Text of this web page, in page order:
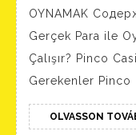
OYNAMAK
Gerçek Para ile
Çalışır? Pinco
Gerekenler Pinco
OLVASSON